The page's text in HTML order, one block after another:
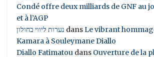
Condé offre deux milliards de GNF au
et à l’AGP
נערות ליווי בחולון dansLe vibrant
Kamara à Souleymane Diallo
Diallo Fatimatou dans Ouverture de la